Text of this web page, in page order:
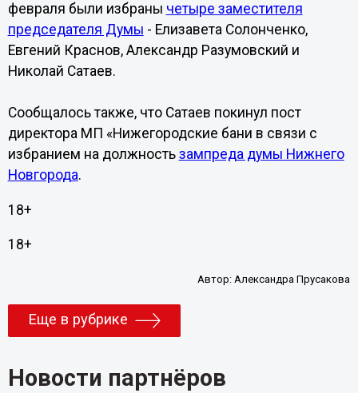
февраля были избраны четыре заместителя
председателя Думы - Елизавета Солонченко,
Евгений Краснов, Александр Разумовский и
Николай Сатаев.
Сообщалось также, что Сатаев покинул пост
директора МП «Нижегородские бани в связи с
избранием на должность зампреда думы Нижнего
Новгорода.
18+
18+
Автор: Александра Прусакова
Еще в рубрике
Новости партнёров